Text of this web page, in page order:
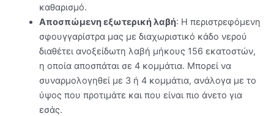
καθαρισμό.
Αποσπώμενη εξωτερική λαβή: Η περιστρεφόμενη
σφουγγαρίστρα μας με διαχωριστικό κάδο νερού
διαθέτει ανοξείδωτη λαβή μήκους 156 εκατοστών,
η οποία αποσπάται σε 4 κομμάτια. Μπορεί να
συναρμολογηθεί με 3 ή 4 κομμάτια, ανάλογα με το
ύψος που προτιμάτε και που είναι πιο άνετο για
εσάς.